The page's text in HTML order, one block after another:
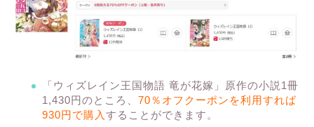
「ウィズレイン王国物語 竜が花嫁」原作の小説1冊
1,430円のところ、 70％オフクーポンを利用すれば
930円で購入 することができます。